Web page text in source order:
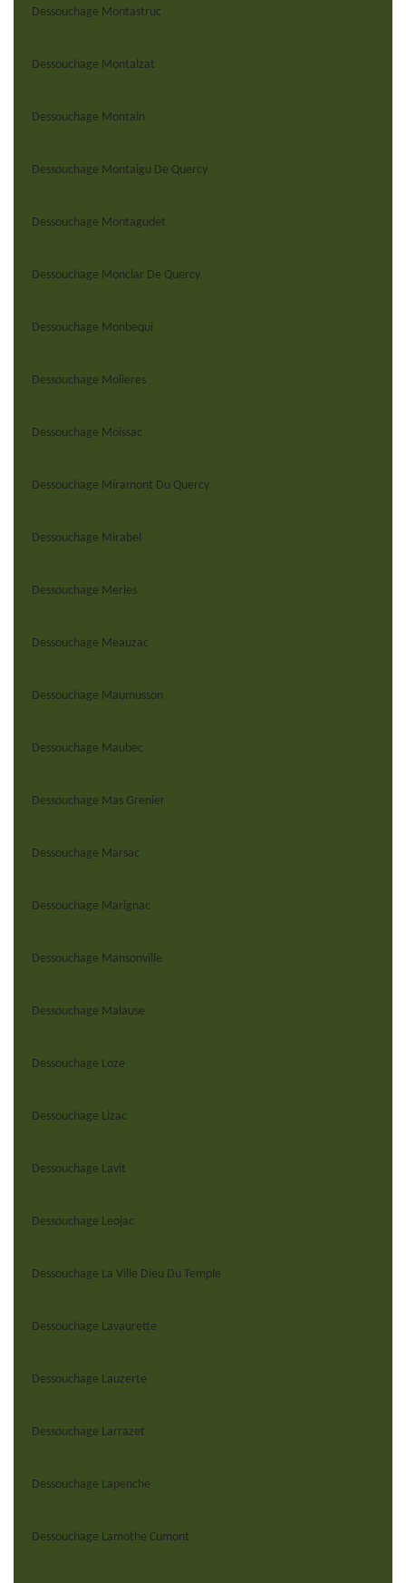
Dessouchage Montastruc
Dessouchage Montalzat
Dessouchage Montain
Dessouchage Montaigu De Quercy
Dessouchage Montagudet
Dessouchage Monclar De Quercy
Dessouchage Monbequi
Dessouchage Molieres
Dessouchage Moissac
Dessouchage Miramont Du Quercy
Dessouchage Mirabel
Dessouchage Merles
Dessouchage Meauzac
Dessouchage Maumusson
Dessouchage Maubec
Dessouchage Mas Grenier
Dessouchage Marsac
Dessouchage Marignac
Dessouchage Mansonville
Dessouchage Malause
Dessouchage Loze
Dessouchage Lizac
Dessouchage Lavit
Dessouchage Leojac
Dessouchage La Ville Dieu Du Temple
Dessouchage Lavaurette
Dessouchage Lauzerte
Dessouchage Larrazet
Dessouchage Lapenche
Dessouchage Lamothe Cumont